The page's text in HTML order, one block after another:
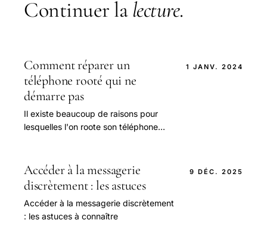
Continuer la lecture.
Comment réparer un
téléphone rooté qui ne
démarre pas
Il existe beaucoup de raisons pour
lesquelles l'on roote son téléphone
installer.
1 JANV. 2024
Accéder à la messagerie
discrètement : les astuces
Accéder à la messagerie discrètement
: les astuces à connaître
9 DÉC. 2025